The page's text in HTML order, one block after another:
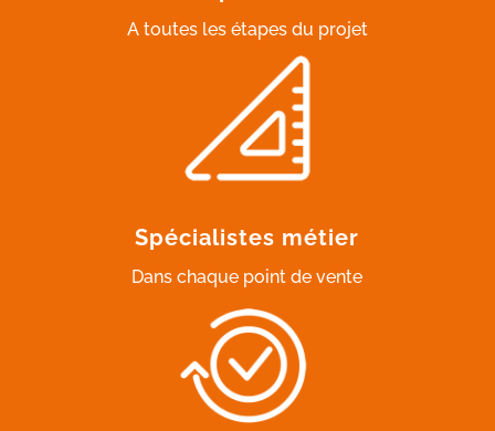
A toutes les étapes du projet
Spécialistes métier
Dans chaque point de vente